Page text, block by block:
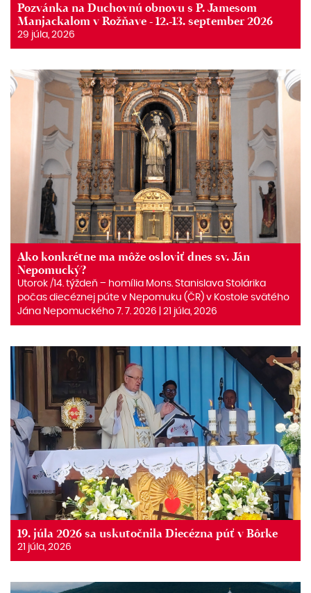
Pozvánka na Duchovnú obnovu s P. Jamesom
Manjackalom v Rožňave - 12.-13. september 2026
29 júla, 2026
Ako konkrétne ma môže osloviť dnes sv. Ján
Nepomucký?
Utorok /14. týždeň – homília Mons. Stanislava Stolárika
počas diecéznej púte v Nepomuku (ČR) v Kostole svätého
Jána Nepomuckého 7. 7. 2026 | 21 júla, 2026
19. júla 2026 sa uskutočnila Diecézna púť v Bôrke
21 júla, 2026